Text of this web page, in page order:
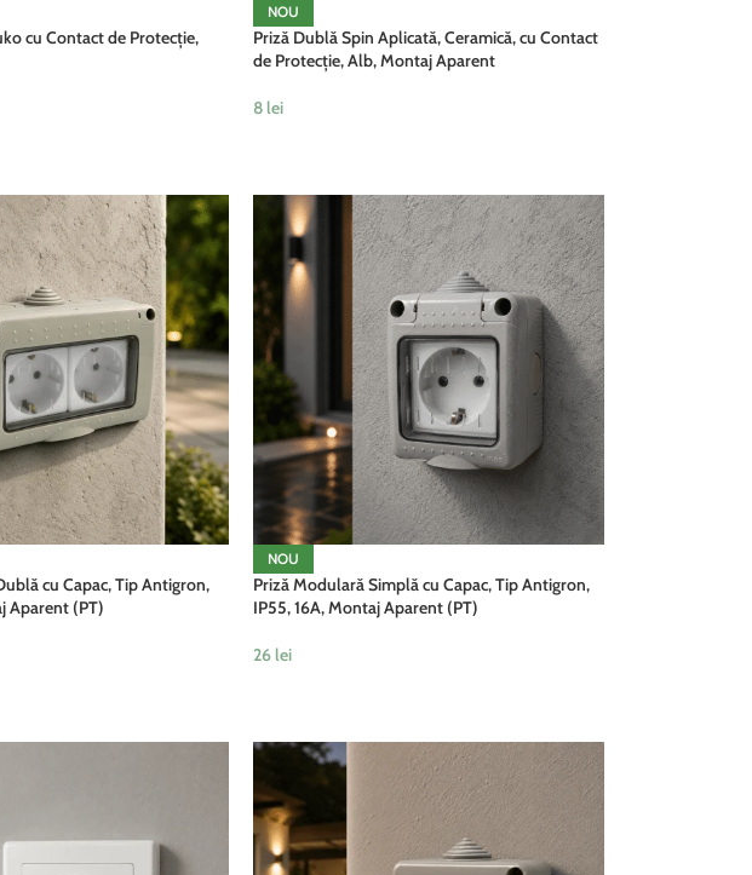
cu Contact de Protecție,
NOU
Priză Dublă Spin Aplicată, Ceramică, cu Contact
de Protecție, Alb, Montaj Aparent
8 lei
cu Capac, Tip Antigron,
Aparent (PT)
NOU
Priză Modulară Simplă cu Capac, Tip Antigron,
IP55, 16A, Montaj Aparent (PT)
26 lei